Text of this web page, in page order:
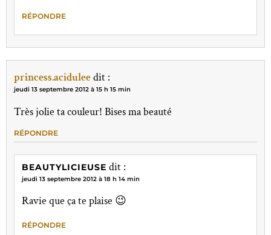
RÉPONDRE
princess.aciduleedit :
jeudi 13 septembre 2012 à 15 h 15 min
Très jolie ta couleur! Bises ma beauté
RÉPONDRE
BEAUTYLICIEUSE dit :
jeudi 13 septembre 2012 à 18 h 14 min
Ravie que ça te plaise 😉
RÉPONDRE